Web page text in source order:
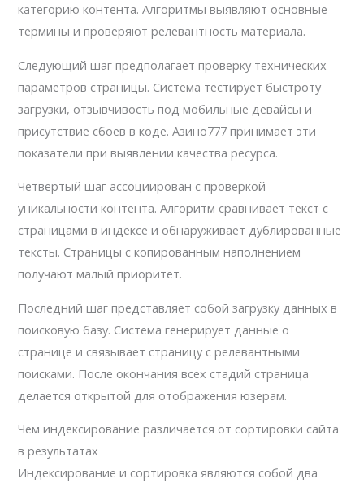
категорию контента. Алгоритмы выявляют основные
термины и проверяют релевантность материала.
Следующий шаг предполагает проверку технических
параметров страницы. Система тестирует быстроту
загрузки, отзывчивость под мобильные девайсы и
присутствие сбоев в коде. Азино777 принимает эти
показатели при выявлении качества ресурса.
Четвёртый шаг ассоциирован с проверкой
уникальности контента. Алгоритм сравнивает текст с
страницами в индексе и обнаруживает дублированные
тексты. Страницы с копированным наполнением
получают малый приоритет.
Последний шаг представляет собой загрузку данных в
поисковую базу. Система генерирует данные о
странице и связывает страницу с релевантными
поисками. После окончания всех стадий страница
делается открытой для отображения юзерам.
Чем индексирование различается от сортировки сайта
в результатах
Индексирование и сортировка являются собой два